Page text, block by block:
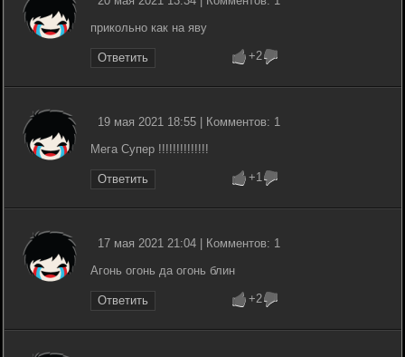
прикольно как на яву
Ответить +2
19 мая 2021 18:55 | Комментов: 1
Мега Супер !!!!!!!!!!!!!!
Ответить +1
17 мая 2021 21:04 | Комментов: 1
Агонь огонь да огонь блин
Ответить +2